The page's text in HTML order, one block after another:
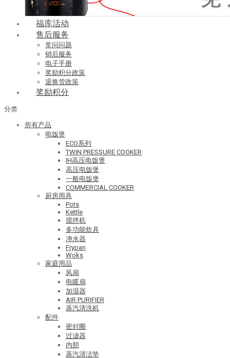
福库活动
售后服务
常问问题
销后服务
电子手册
奖励积分政策
退换货政策
奖励积分
分类
所有产品
电饭煲
ECO系列
TWIN PRESSURE COOKER
IH高压电饭煲
高压电饭煲
一般电饭煲
COMMERCIAL COOKER
厨房用具
Pots
Kettle
搅拌机
多功能炊具
净水器
Frypan
Woks
家庭用品
风扇
电暖扇
加湿器
AIR PURIFIER
蒸汽清洗机
配件
密封圈
过滤器
内胆
蒸汽清洁垫